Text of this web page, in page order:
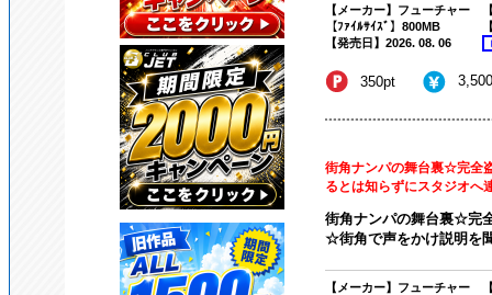
【メーカー】フューチャー
【ﾌｧｲﾙｻｲｽﾞ】800MB
【発売日】2026. 08. 06
350pt
街角ナンパの舞台裏☆完全
るとは知らずにスタジオへ
街角ナンパの舞台裏☆完
☆街角で声をかけ説明を
【メーカー】フューチャー